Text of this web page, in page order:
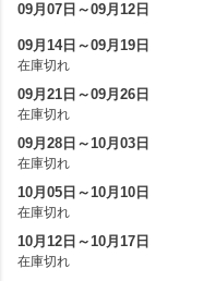
09月07日～09月12日
09月14日～09月19日
在庫切れ
09月21日～09月26日
在庫切れ
09月28日～10月03日
在庫切れ
10月05日～10月10日
在庫切れ
10月12日～10月17日
在庫切れ